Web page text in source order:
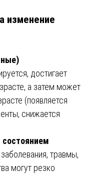
изменение
достигает
а затем может
(появляется
снижается
травмы,
могут резко